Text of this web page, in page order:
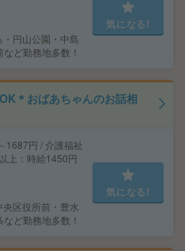
・円山公園・中島
ど勤務地多数！
気になる!
＊おばあちゃんのお話相
1687円 / 介護福祉
上：時給1450円
央区役所前・豊水
ど勤務地多数！
気になる!